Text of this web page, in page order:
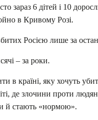
зараз 6 дітей і 10
в Кривому Розі.
Росією лише за
– за роки.
в країні, яку хочуть
де злочини проти
й стають «нормою».